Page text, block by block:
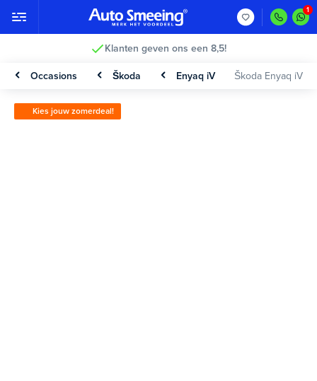
Klanten geven ons een 8,5!
Occasions Škoda Enyaq iV Škoda Enyaq iV
Kies jouw zomerdeal!